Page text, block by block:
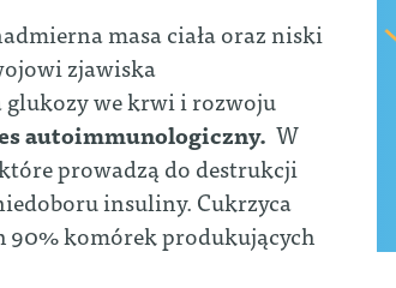
masa ciała oraz niski
zjawiska
glukozy we krwi i rozwoju
autoimmunologiczny. W
prowadzą do destrukcji
insuliny. Cukrzyca
90% komórek produkujących